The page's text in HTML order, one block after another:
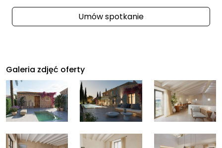
Umów spotkanie
Galeria zdjęć oferty